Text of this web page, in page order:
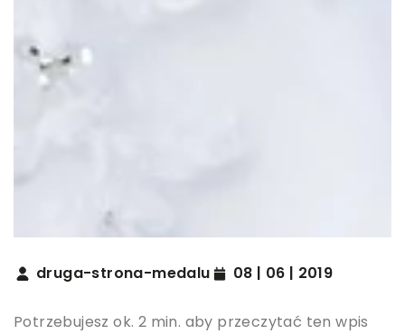
druga-strona-medalu 08 | 06 | 2019
Potrzebujesz ok. 2 min. aby przeczytać ten wpis